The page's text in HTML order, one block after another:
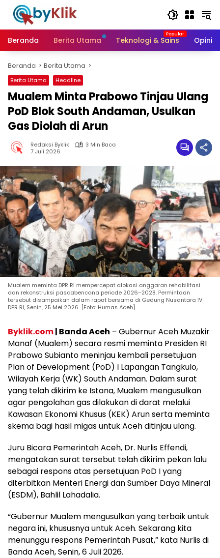
Langsung
konten
Beranda
Berita Utama Teknologi & Sains Opini
Beranda Berita Utama
Berita Utama Headline
Mualem Minta Prabowo Tinjau Ulang
PoD Blok South Andaman, Usulkan
Gas Diolah di Arun
Redaksi Byklik
3 Min Baca
7 Juli 2026
Mualem meminta DPR RI mempercepat alokasi anggaran rehabilitasi
dan rekonstruksi pascabencana periode 2026–2028. Permintaan
tersebut disampaikan dalam rapat bersama di Gedung Nusantara IV
DPR RI, Senin, 25 Mei 2026. [Foto: Humas Aceh]
Byklik.com| Banda Aceh – Gubernur Aceh Muzakir
Manaf (Mualem) secara resmi meminta Presiden RI
Prabowo Subianto meninjau kembali persetujuan
Plan of Development (PoD) I Lapangan Tangkulo,
Wilayah Kerja (WK) South Andaman. Dalam surat
yang telah dikirim ke Istana, Mualem mengusulkan
agar pengolahan gas dilakukan di darat melalui
Kawasan Ekonomi Khusus (KEK) Arun serta meminta
skema bagi hasil migas untuk Aceh ditinjau ulang.
Juru Bicara Pemerintah Aceh, Dr. Nurlis Effendi,
mengatakan surat tersebut telah dikirim pekan lalu
sebagai respons atas persetujuan PoD I yang
diterbitkan Menteri Energi dan Sumber Daya Mineral
(ESDM), Bahlil Lahadalia.
“Gubernur Mualem mengusulkan yang terbaik untuk
negara ini, khususnya untuk Aceh. Sekarang kita
menunggu respons Pemerintah Pusat,” kata Nurlis di
Banda Aceh, Senin, 6 Juli 2026.